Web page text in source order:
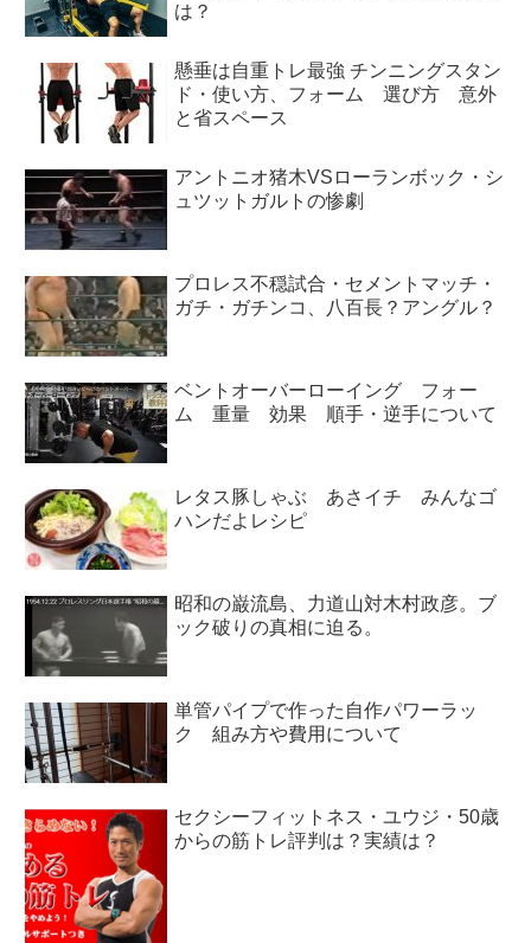
は？
懸垂は自重トレ最強 チンニングスタン
ド・使い方、フォーム 選び方 意外
と省スペース
アントニオ猪木VSローランボック・シ
ュツットガルトの惨劇
プロレス不穏試合・セメントマッチ・
ガチ・ガチンコ、八百長？アングル？
ベントオーバーローイング フォー
ム 重量 効果 順手・逆手について
レタス豚しゃぶ あさイチ みんなゴ
ハンだよレシピ
昭和の巌流島、力道山対木村政彦。ブ
ック破りの真相に迫る。
単管パイプで作った自作パワーラッ
ク 組み方や費用について
セクシーフィットネス・ユウジ・50歳
からの筋トレ評判は？実績は？